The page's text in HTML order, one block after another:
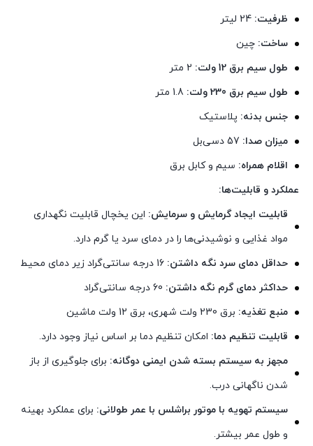
ظرفیت:
ساخت: چین
طول سیم برق 12 ولت:
طول سیم برق 230 ولت:
جنس بدنه: پلاستیک
میزان صدا:
اقلام همراه: سیم و کابل برق
عملکرد و قابلیت‌ها:
قابلیت ایجاد گرمایش و سرمایش: این یخچال قابلیت نگهداری
مواد غذایی و نوشیدنی‌ها را در دمای سرد یا گرم دارد.
حداقل دمای سرد نگه داشتن:
حداکثر دمای گرم نگه داشتن:
منبع تغذیه: برق 230 ولت شهری، برق 12 ولت ماشین
قابلیت تنظیم دما: امکان تنظیم دما بر اساس نیاز وجود دارد.
مجهز به سیستم بسته شدن ایمنی دوگانه: برای جلوگیری از باز
شدن ناگهانی درب.
سیستم تهویه با موتور براشلس با عمر طولانی: برای عملکرد بهینه
و طول عمر بیشتر.